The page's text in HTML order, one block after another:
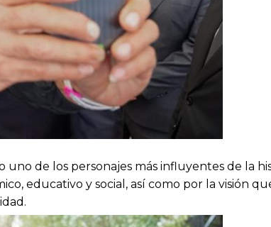
uno de los personajes más influyentes de la
educativo y social, así como por la visión